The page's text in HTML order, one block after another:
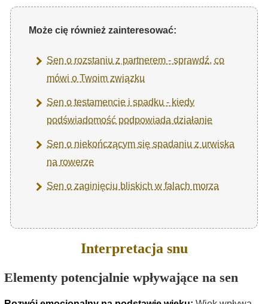
Może cię również zainteresować:
Sen o rozstaniu z partnerem - sprawdź, co
mówi o Twoim związku
Sen o testamencie i spadku - kiedy
podświadomość podpowiada działanie
Sen o niekończącym się spadaniu z urwiska
na rowerze
Sen o zaginięciu bliskich w falach morza
Interpretacja snu
Elementy potencjalnie wpływające na sen